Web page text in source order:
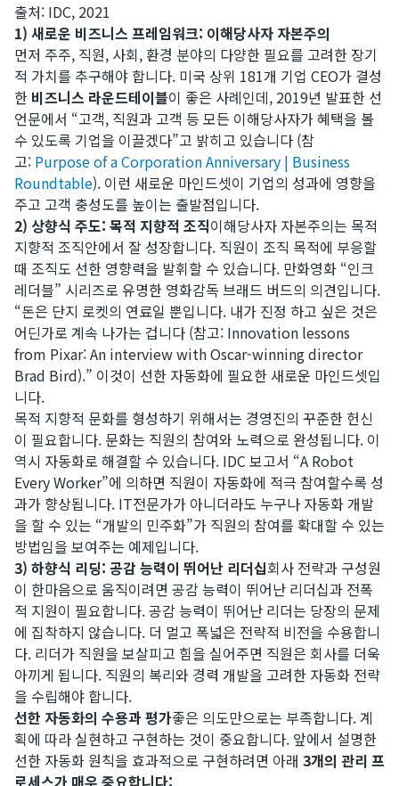
출처: IDC, 2021​
1) 새로운 비즈니스 프레임워크: 이해당사자 자본주의
먼저 주주, 직원, 사회, 환경 분야의 다양한 필요를 고려한 장기
적 가치를 추구해야 합니다. 미국 상위 181개 기업 CEO가 결성
한 비즈니스 라운드테이블이 좋은 사례인데, 2019년 발표한 선
언문에서 “고객, 직원과 고객 등 모든 이해당사자가 혜택을 볼
수 있도록 기업을 이끌겠다”고 밝히고 있습니다 (참
고: Purpose of a Corporation Anniversary | Business
Roundtable). 이런 새로운 마인드셋이 기업의 성과에 영향을
주고 고객 충성도를 높이는 출발점입니다.
2) 상향식 주도: 목적 지향적 조직이해당사자 자본주의는 목적
지향적 조직안에서 잘 성장합니다. 직원이 조직 목적에 부응할
때 조직도 선한 영향력을 발휘할 수 있습니다. 만화영화 “인크
레더블” 시리즈로 유명한 영화감독 브래드 버드의 의견입니다.
“돈은 단지 로켓의 연료일 뿐입니다. 내가 진정 하고 싶은 것은
어딘가로 계속 나가는 겁니다 (참고: Innovation lessons
from Pixar: An interview with Oscar-winning director
Brad Bird).” 이것이 선한 자동화에 필요한 새로운 마인드셋입
니다.
목적 지향적 문화를 형성하기 위해서는 경영진의 꾸준한 헌신
이 필요합니다. 문화는 직원의 참여와 노력으로 완성됩니다. 이
역시 자동화로 해결할 수 있습니다. IDC 보고서 “A Robot
Every Worker”에 의하면 직원이 자동화에 적극 참여할수록 성
과가 향상됩니다. IT전문가가 아니더라도 누구나 자동화 개발
을 할 수 있는 “개발의 민주화”가 직원의 참여를 확대할 수 있는
방법임을 보여주는 예제입니다.
3) 하향식 리딩: 공감 능력이 뛰어난 리더십회사 전략과 구성원
이 한마음으로 움직이려면 공감 능력이 뛰어난 리더십과 전폭
적 지원이 필요합니다. 공감 능력이 뛰어난 리더는 당장의 문제
에 집착하지 않습니다. 더 멀고 폭넓은 전략적 비전을 수용합니
다. 리더가 직원을 보살피고 힘을 실어주면 직원은 회사를 더욱
아끼게 됩니다. 직원의 복리와 경력 개발을 고려한 자동화 전략
을 수립해야 합니다.
선한 자동화의 수용과 평가좋은 의도만으로는 부족합니다. 계
획에 따라 실현하고 구현하는 것이 중요합니다. 앞에서 설명한
선한 자동화 원칙을 효과적으로 구현하려면 아래 3개의 관리 프